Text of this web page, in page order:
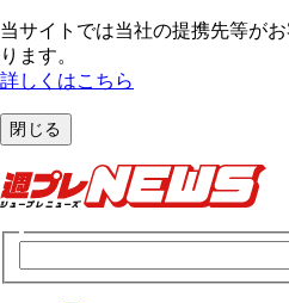
当サイトでは当社の提携先等が
ります。
詳しくはこちら
閉じる